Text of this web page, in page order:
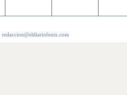
redaccion@eldiariofenix.com